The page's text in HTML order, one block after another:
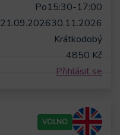
Po15:30-17:00
21.09.202630.11.2026
Krátkodobý
4850 Kč
Přihlásit se
VOLNO